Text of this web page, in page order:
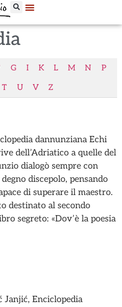
G I K L M N
P
T U V Z
dannunziana Echi
dell’Adriatico a quelle del
dialogò sempre con
discepolo, pensando
di superare il maestro.
destinato al secondo
segreto: «Dov’è la poesia
Enciclopedia